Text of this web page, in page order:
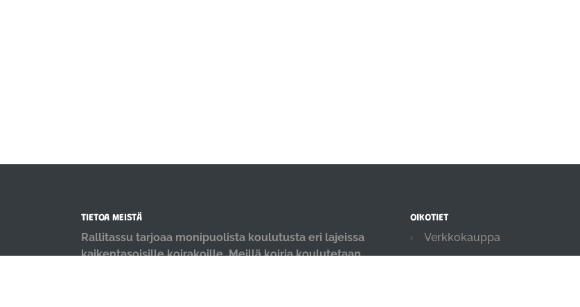
TIETOA MEISTÄ
Rallitassu tarjoaa monipuolista koulutusta eri lajeissa
kaikentasoisille koirakoille. Meillä koiria koulutetaan
OIKOTIET
Verkkokauppa